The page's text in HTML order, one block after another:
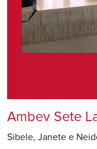
Ambev Sete
Sibele, Janete e